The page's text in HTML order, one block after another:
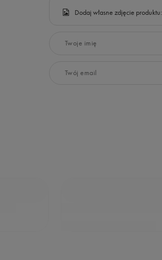
Dodaj własne zdjęcie produktu:
Twoje imię
Twój email